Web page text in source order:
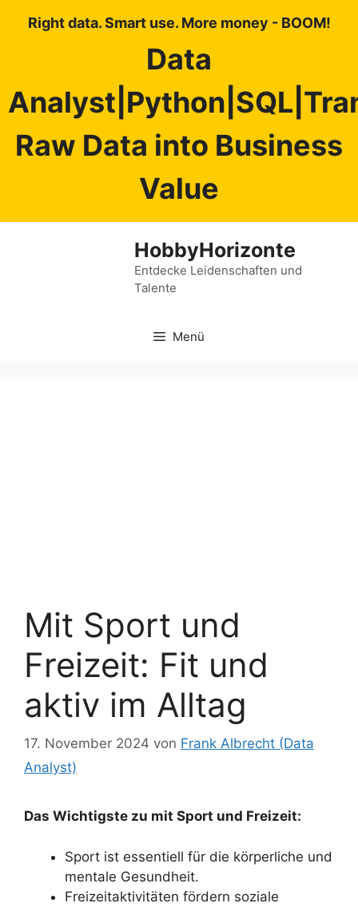
Right data. Smart use. More money - BOOM!
Data
Raw Data into Business
Value
HobbyHorizonte
Entdecke Leidenschaften und
Talente
Menü
Mit Sport und
Freizeit: Fit und
aktiv im Alltag
17. November 2024 von Frank Albrecht (Data
Analyst)
Das Wichtigste zu mit Sport und Freizeit:
Sport ist essentiell für die körperliche und
mentale Gesundheit.
Freizeitaktivitäten fördern soziale